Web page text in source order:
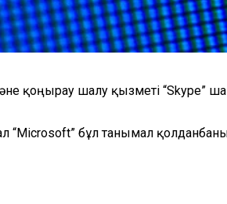
қоңырау шалу қызметі
“Microsoft” бұл танымал